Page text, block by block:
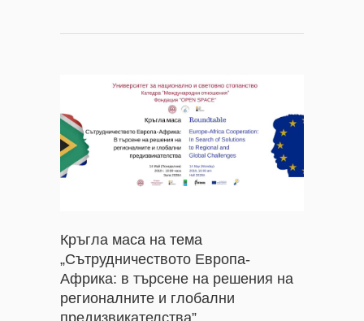
Кръгла маса на тема
„Сътрудничеството Европа-
Африка: в търсене на решения на
регионалните и глобални